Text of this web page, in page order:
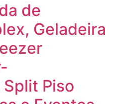
de
Geladeira
Piso